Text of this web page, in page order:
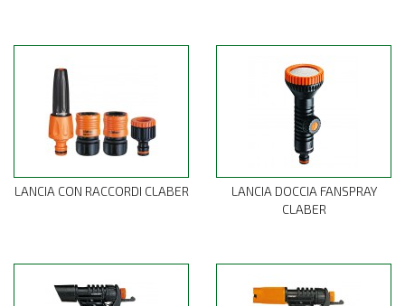
LANCIA CON RACCORDI CLABER
LANCIA DOCCIA FANSPRAY
CLABER